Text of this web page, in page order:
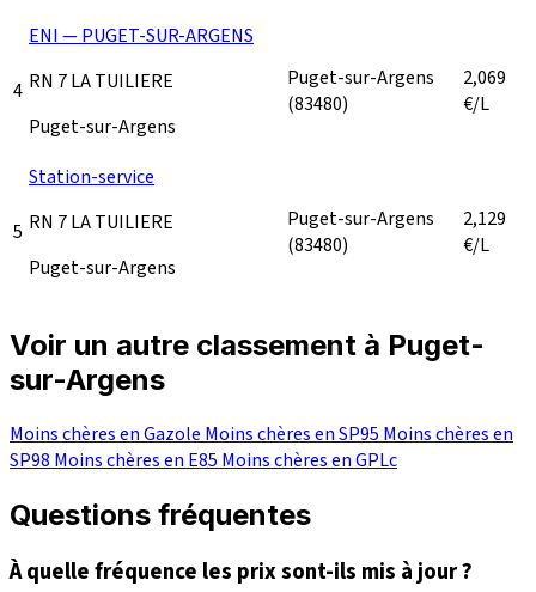
4
ENI — PUGET-SUR-ARGENS
RN 7 LA TUILIERE
Puget-sur-Argens
Puget-sur-Argens
(83480)
2,069
€/L
5
Station-service
RN 7 LA TUILIERE
Puget-sur-Argens
Puget-sur-Argens
(83480)
2,129
€/L
Voir un autre classement à Puget-
sur-Argens
Moins chères en Gazole Moins chères en SP95 Moins chères en
SP98 Moins chères en E85 Moins chères en GPLc
Questions fréquentes
À quelle fréquence les prix sont-ils mis à jour ?